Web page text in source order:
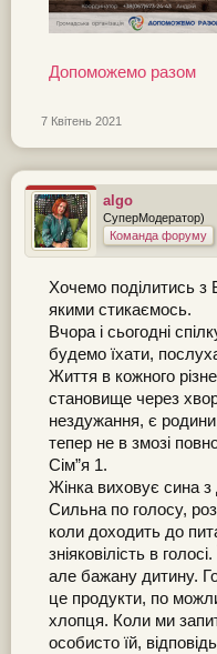
Допоможемо разом
7 Квітень 2021
algo
СуперМодератор)
Команда форуму
Хочемо поділитись
якими стикаємось.
Вчора і сьогодні
будемо їхати,
Життя в кожного
становище через
нездужання, є
тепер не в змозі
Сім”я 1.
Жінка виховує сина
Сильна по голосу,
коли доходить до
зніяковілість в
але бажану дитину.
це продукти, по
хлопця. Коли ми
особисто їй,